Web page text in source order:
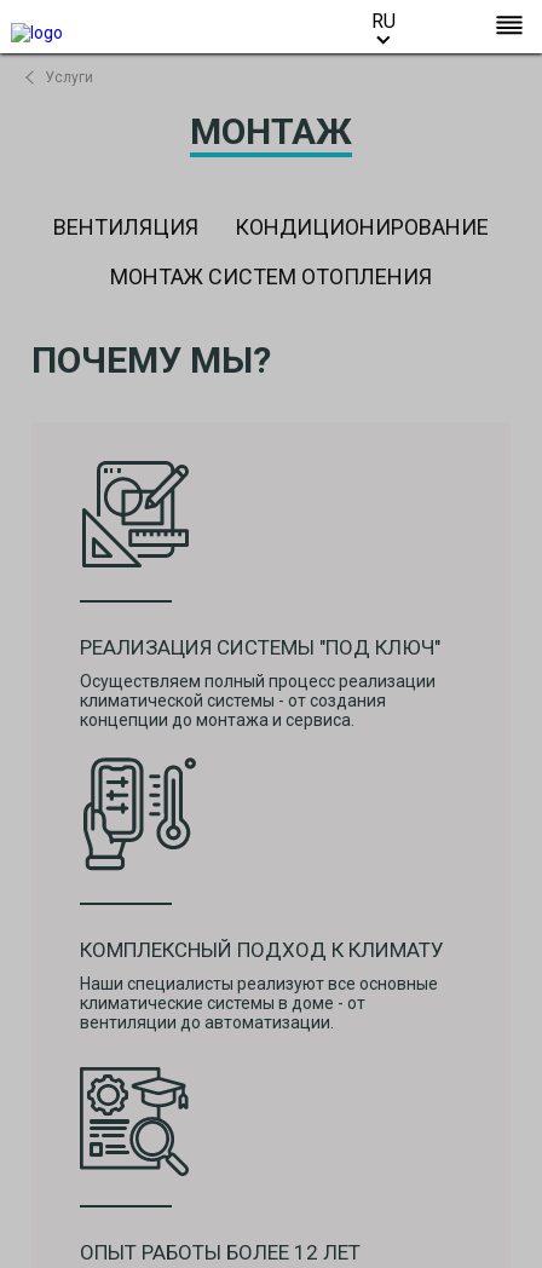
RU
Услуги
МОНТАЖ
ВЕНТИЛЯЦИЯ
КОНДИЦИОНИРОВАНИЕ
МОНТАЖ СИСТЕМ ОТОПЛЕНИЯ
ПОЧЕМУ МЫ?
РЕАЛИЗАЦИЯ СИСТЕМЫ "ПОД КЛЮЧ"
Осуществляем полный процесс реализации
климатической системы - от создания
концепции до монтажа и сервиса.
КОМПЛЕКСНЫЙ ПОДХОД К КЛИМАТУ
Наши специалисты реализуют все основные
климатические системы в доме - от
вентиляции до автоматизации.
ОПЫТ РАБОТЫ БОЛЕЕ 12 ЛЕТ